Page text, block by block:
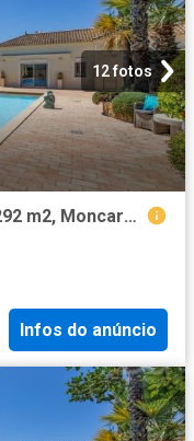
12 fotos
à venda Mansão alto padrão de 292 m2, Moncarapacho, Olhão, Faro
Infos do anúncio